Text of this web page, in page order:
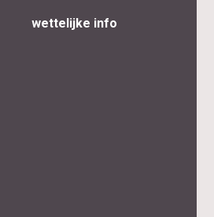
wettelijke info